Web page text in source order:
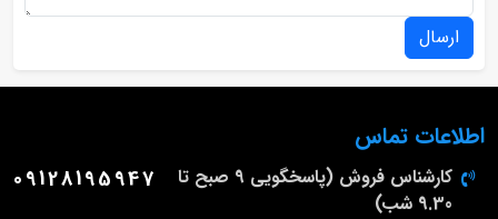
ارسال
اطلاعات تماس
کارشناس فروش (پاسخگویی 9 صبح تا
9.30 شب)
09128195947